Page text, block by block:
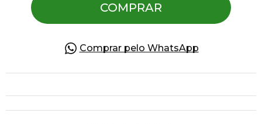
COMPRAR
Comprar pelo WhatsApp